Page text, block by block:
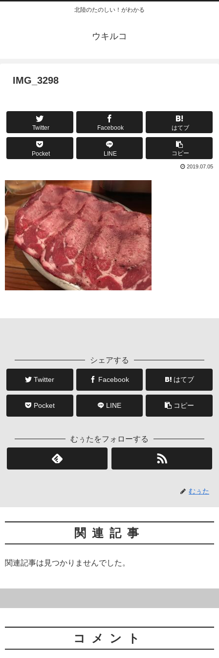
北陸のたのしい！がわかる
ウキルコ
IMG_3298
Twitter Facebook はてブ
Pocket LINE コピー
2019.07.05
シェアする
Twitter Facebook はてブ
Pocket LINE コピー
むぅたをフォローする
むぅた
関連記事
関連記事は見つかりませんでした。
コメント